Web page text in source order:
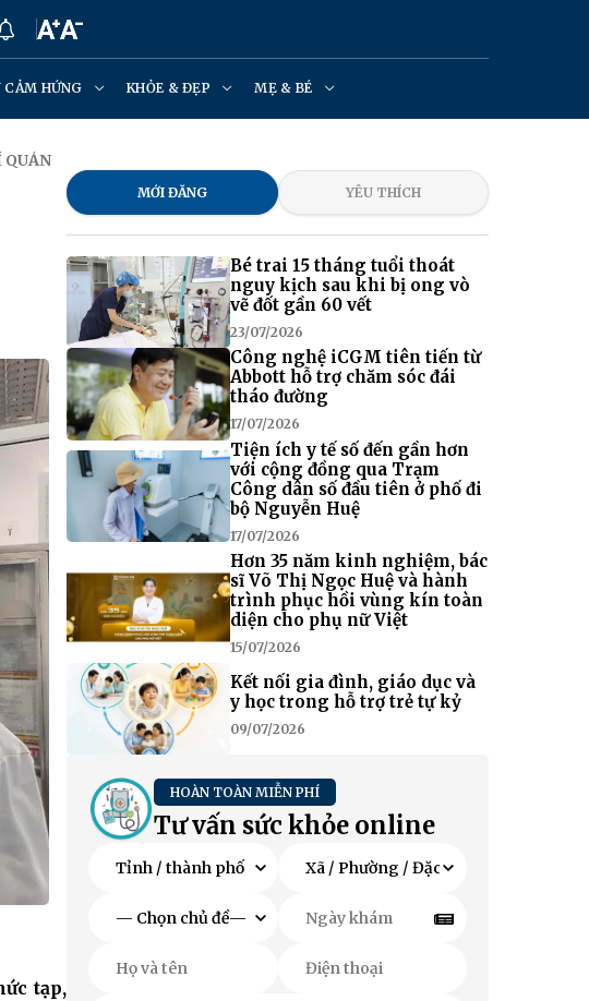
CẢM HỨNG KHỎE & ĐẸP MẸ & BÉ
tạp,
MỚI ĐĂNG YÊU THÍCH
Bé trai 15 tháng tuổi thoát
nguy kịch sau khi bị ong vò
vẽ đốt gần 60 vết
23/07/2026
Công nghệ iCGM tiên tiến từ
Abbott hỗ trợ chăm sóc đái
tháo đường
17/07/2026
Tiện ích y tế số đến gần hơn
với cộng đồng qua Trạm
Công dân số đầu tiên ở phố đi
bộ Nguyễn Huệ
17/07/2026
Hơn 35 năm kinh nghiệm, bác
sĩ Võ Thị Ngọc Huệ và hành
trình phục hồi vùng kín toàn
diện cho phụ nữ Việt
15/07/2026
Kết nối gia đình, giáo dục và
y học trong hỗ trợ trẻ tự kỷ
09/07/2026
HOÀN TOÀN MIỄN PHÍ
Tư vấn sức khỏe online